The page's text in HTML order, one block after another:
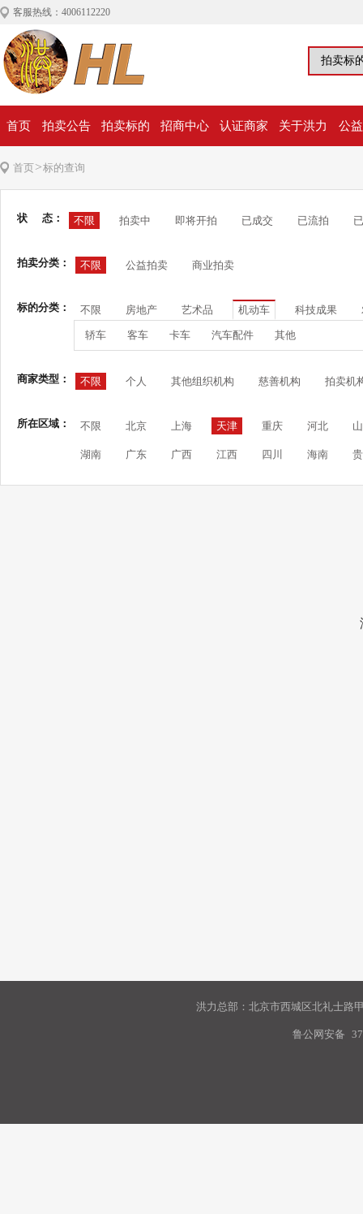
客服热线：4006112220
首页 拍卖公告 拍卖标的 招商中心 认证商家 关于洪力 公
首页>标的查询
状 态： 不限 拍卖中 即将开拍 已成交 已流拍
拍卖分类： 不限 公益拍卖 商业拍卖
标的分类： 不限 房地产 艺术品 机动车 科技成果
轿车 客车 卡车 汽车配件 其他
商家类型： 不限 个人 其他组织机构 慈善机构 拍卖机
所在区域： 不限 北京 上海 天津 重庆 河北
湖南 广东 广西 江西 四川 海南
洪力总部：北京市西城区北礼士路
鲁公网安备